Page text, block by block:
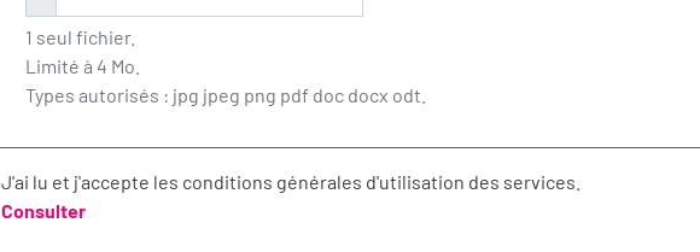
1 seul fichier.
Limité à 4 Mo.
Types autorisés : jpg jpeg png pdf doc docx odt.
J'ai lu et j'accepte les conditions générales d'utilisation des services.
Consulter